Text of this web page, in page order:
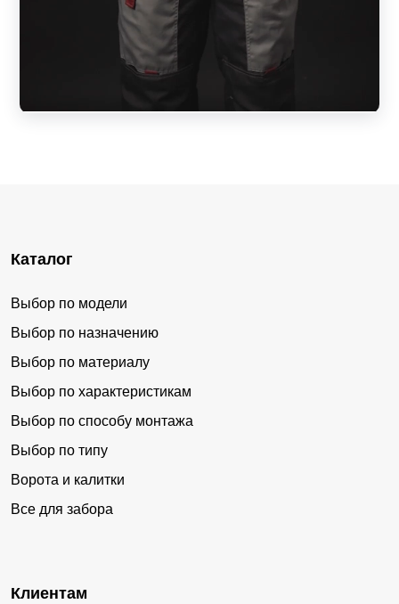
Каталог
Выбор по модели
Выбор по назначению
Выбор по материалу
Выбор по характеристикам
Выбор по способу монтажа
Выбор по типу
Ворота и калитки
Все для забора
Клиентам